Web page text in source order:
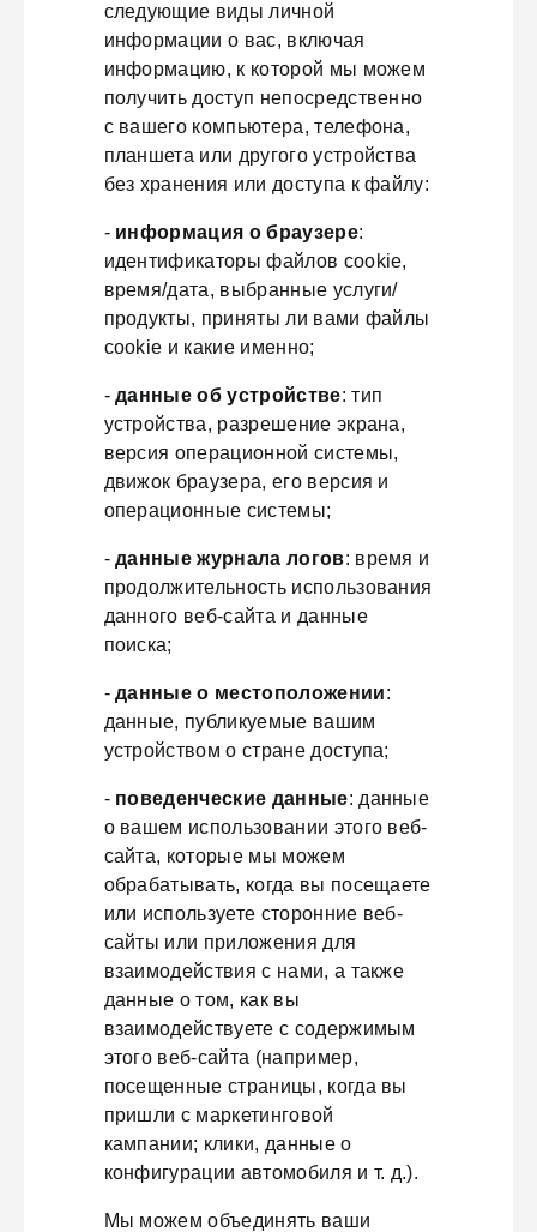
следующие виды личной
информации о вас, включая
информацию, к которой мы можем
получить доступ непосредственно
с вашего компьютера, телефона,
планшета или другого устройства
без хранения или доступа к файлу:
- информация о браузере:
идентификаторы файлов cookie,
время/дата, выбранные услуги/
продукты, приняты ли вами файлы
cookie и какие именно;
-данные об устройстве: тип
устройства, разрешение экрана,
версия операционной системы,
движок браузера, его версия и
операционные системы;
-данные журнала логов: время и
продолжительность использования
данного веб-сайта и данные
поиска;
-данные о местоположении:
данные, публикуемые вашим
устройством о стране доступа;
- поведенческие данные: данные
о вашем использовании этого веб-
сайта, которые мы можем
обрабатывать, когда вы посещаете
или используете сторонние веб-
сайты или приложения для
взаимодействия с нами, а также
данные о том, как вы
взаимодействуете с содержимым
этого веб-сайта (например,
посещенные страницы, когда вы
пришли с маркетинговой
кампании; клики, данные о
конфигурации автомобиля и т. д.).
Мы можем объединять ваши